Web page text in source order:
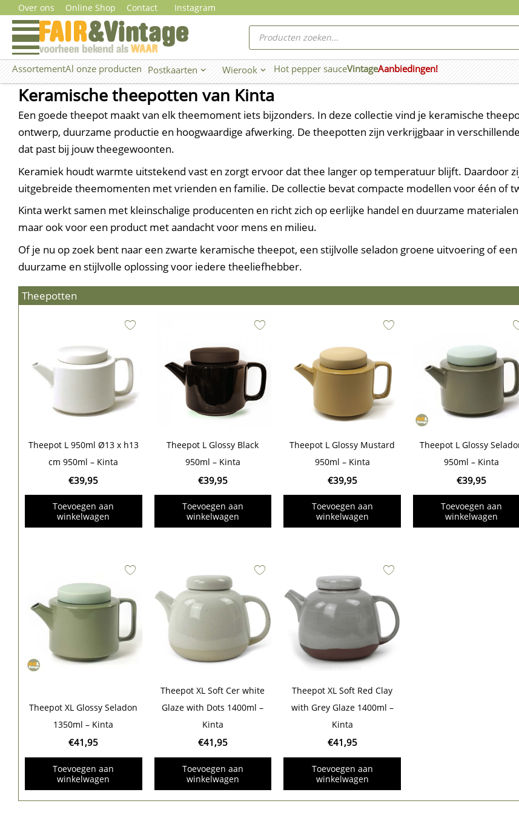
naar
inhoud
Over ons Online Shop Contact Instagram
Producten
zoeken
AssortementAl onze producten Postkaarten Open Postkaarten
Wierook Open Wierook
Hot pepper sauceVintageAanbiedingen!
Keramische theepotten van Kinta
Een goede theepot maakt van elk theemoment iets bijzonders. In deze collectie vind je keramische
ontwerp, duurzame productie en hoogwaardige afwerking. De theepotten zijn verkrijgbaar in
dat past bij jouw theegewoonten.
Keramiek houdt warmte uitstekend vast en zorgt ervoor dat thee langer op temperatuur blijft. Daardoor
uitgebreide theemomenten met vrienden en familie. De collectie bevat compacte modellen voor één of
Kinta werkt samen met kleinschalige producenten en richt zich op eerlijke handel en duurzame
maar ook voor een product met aandacht voor mens en milieu.
Of je nu op zoek bent naar een zwarte keramische theepot, een stijlvolle seladon groene uitvoering of
duurzame en stijlvolle oplossing voor iedere theeliefhebber.
Theepotten
Theepot L 950ml Ø13 x h13
cm 950ml – Kinta
€39,95
Toevoegen aan
winkelwagen
Theepot L Glossy Black
950ml – Kinta
€39,95
Toevoegen aan
winkelwagen
Theepot L Glossy Mustard
950ml – Kinta
€39,95
Toevoegen aan
winkelwagen
Theepot L Glossy
950ml – Kinta
€39,95
Toevoegen aan
winkelwagen
Theepot XL Glossy Seladon
1350ml – Kinta
€41,95
Toevoegen aan
winkelwagen
Theepot XL Soft Cer white
Glaze with Dots 1400ml –
Kinta
€41,95
Toevoegen aan
winkelwagen
Theepot XL Soft Red Clay
with Grey Glaze 1400ml –
Kinta
€41,95
Toevoegen aan
winkelwagen